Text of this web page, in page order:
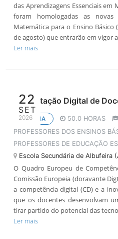
das Aprendizagens Essenciais em
foram homologadas as novas
Matemática para o Ensino Básico
de agosto) que entrarão em vigor
Ler mais
22
SET
2026
Capacitação Digital de
OFICINA 50.0 HORAS
PROFESSORES DOS ENSINOS
PROFESSORES DE EDUCAÇÃO
Escola Secundária de Albufeira
O Quadro Europeu de
Comissão Europeia (doravante
a competência digital (CD) e a
que os docentes desenvolvam
tirar partido do potencial das
Ler mais